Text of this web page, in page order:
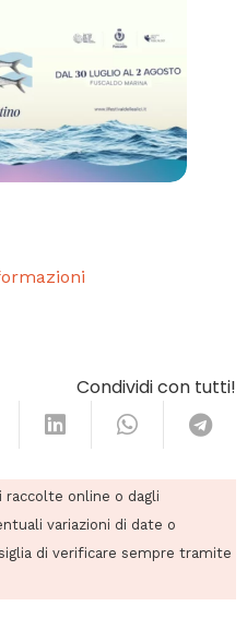
Condividi con tutti!
raccolte online o dagli
variazioni di date o
di verificare sempre tramite